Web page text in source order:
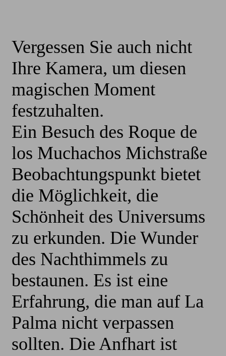
Vergessen Sie auch nicht
Ihre Kamera, um diesen
magischen Moment
festzuhalten.
Ein Besuch des Roque de
los Muchachos Michstraße
Beobachtungspunkt bietet
die Möglichkeit, die
Schönheit des Universums
zu erkunden. Die Wunder
des Nachthimmels zu
bestaunen. Es ist eine
Erfahrung, die man auf La
Palma nicht verpassen
sollten. Die Anfhart ist